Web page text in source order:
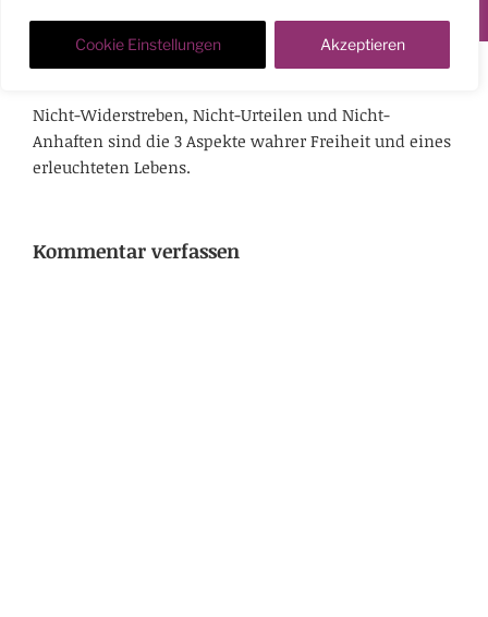
Cookie Einstellungen Akzeptieren
Eckhart Tolle, Philosoph
Nicht-Widerstreben, Nicht-Urteilen und Nicht-
Anhaften sind die 3 Aspekte wahrer Freiheit und eines
erleuchteten Lebens.
Kommentar verfassen